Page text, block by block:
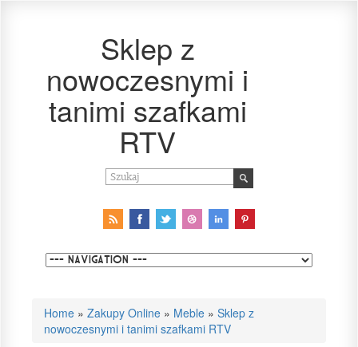
Sklep z
nowoczesnymi i
tanimi szafkami
RTV
Home » Zakupy Online » Meble » Sklep z
nowoczesnymi i tanimi szafkami RTV